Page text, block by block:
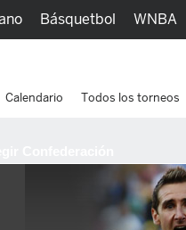
Básquetbol WNBA
Calendario Todos los torneos